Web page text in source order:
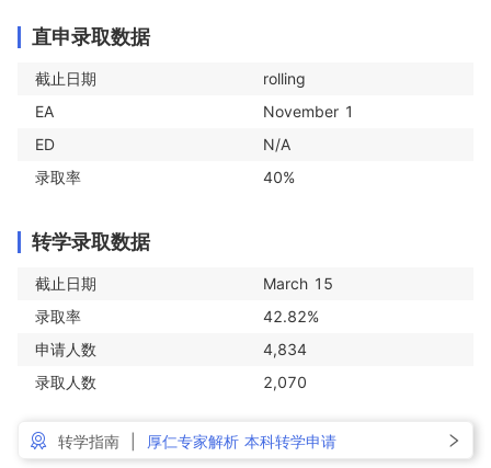
直申录取数据
截止日期
rolling
EA
November 1
ED
N/A
录取率
40%
转学录取数据
截止日期
March 15
录取率
42.82%
申请人数
4,834
录取人数
2,070
转学指南 厚仁专家解析 本科转学申请